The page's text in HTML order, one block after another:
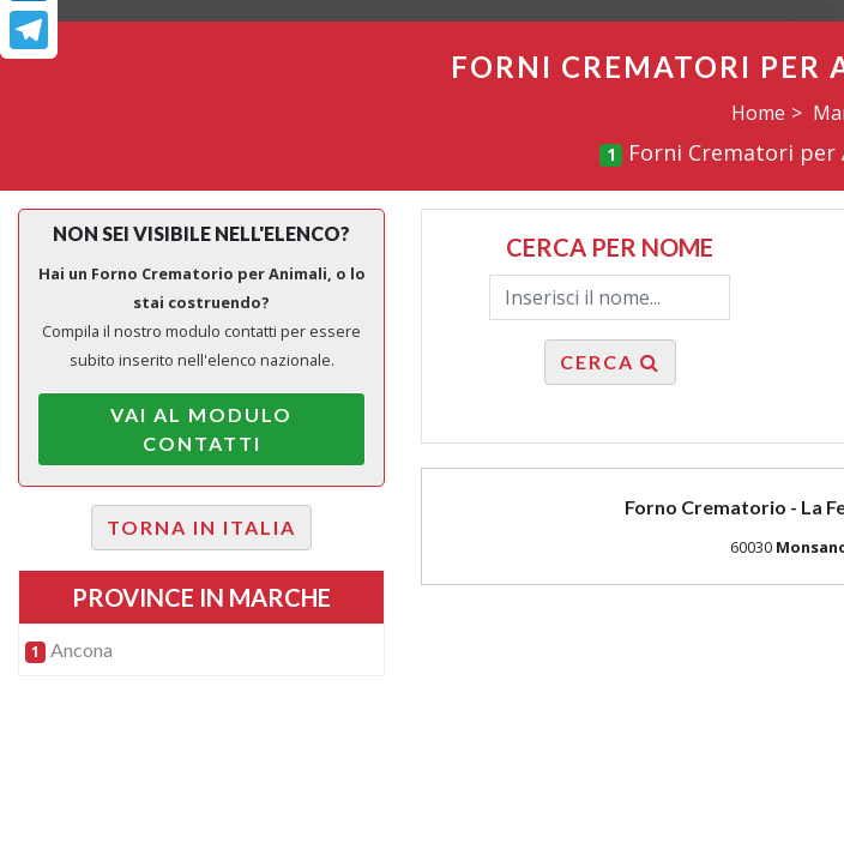
LinkedIn
FORNI CREMATORI
Home
1 Forni Crematori per
NON SEI VISIBILE NELL'ELENCO?
Hai un Forno Crematorio per Animali, o lo
stai costruendo?
Compila il nostro modulo contatti per essere
subito inserito nell'elenco nazionale.
VAI AL MODULO
CONTATTI
TORNA IN ITALIA
PROVINCE IN MARCHE
1 Ancona
CERCA PER NOME
CERCA
Forno Crematorio - La
60030